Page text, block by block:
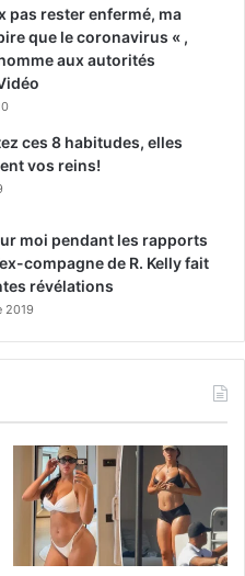
pas rester enfermé, ma
que le coronavirus « ,
aux autorités
ces 8 habitudes, elles
vos reins!
moi pendant les rapports
compagne de R. Kelly fait
révélations
2019